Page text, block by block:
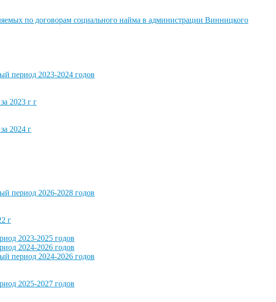
по договорам социального найма в администрации Винницкого
период 2023-2024 годов
2023 г г
2024 г
период 2026-2028 годов
г
2023-2025 годов
2024-2026 годов
период 2024-2026 годов
2025-2027 годов